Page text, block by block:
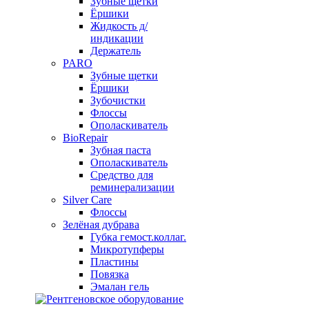
Ёршики
Жидкость д/
индикации
Держатель
PARO
Зубные щетки
Ёршики
Зубочистки
Флоссы
Ополаскиватель
BioRepair
Зубная паста
Ополаскиватель
Средство для
реминерализации
Silver Care
Флоссы
Зелёная дубрава
Губка гемост.коллаг.
Микротупферы
Пластины
Повязка
Эмалан гель